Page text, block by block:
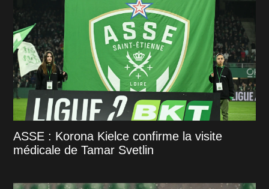
ASSE : Korona Kielce confirme la visite
médicale de Tamar Svetlin